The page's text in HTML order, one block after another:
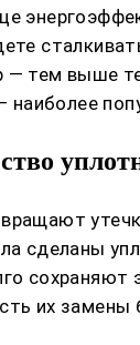
тем выше
наиболее
сделаны
сохраняют
их замены